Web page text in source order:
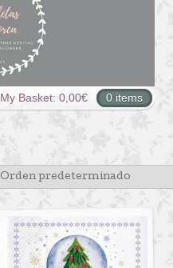
My Basket: 0,00€ 0 items